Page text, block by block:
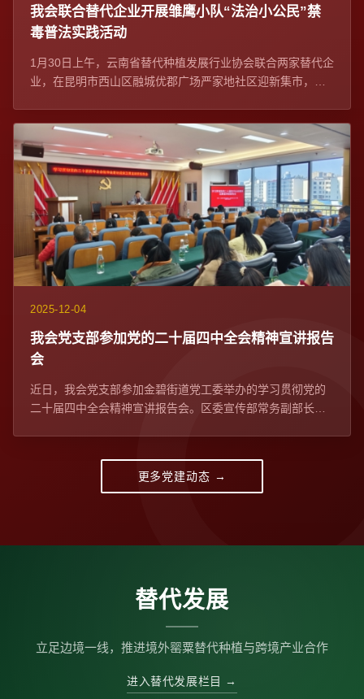
我会联合替代企业开展雏鹰小队“法治小公民”禁
毒普法实践活动
1月30日上午，云南省替代种植发展行业协会联合两家替代企
业，在昆明市西山区融城优郡广场严家地社区迎新集市，开
2025-12-04
我会党支部参加党的二十届四中全会精神宣讲报告
会​
近日，我会党支部参加金碧街道党工委举办的学习贯彻党的
二十届四中全会精神宣讲报告会。区委宣传部常务副部长、
更多党建动态 →
替代发展
立足边境一线，推进境外罂粟替代种植与跨境产业合作
进入替代发展栏目 →